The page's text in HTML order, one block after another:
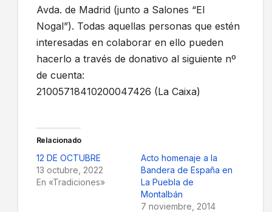
Avda. de Madrid (junto a Salones “El
Nogal”). Todas aquellas personas que estén
interesadas en colaborar en ello pueden
hacerlo a través de donativo al siguiente nº
de cuenta:
21005718410200047426 (La Caixa)
Relacionado
12 DE OCTUBRE
13 octubre, 2022
En «Tradiciones»
Acto homenaje a la
Bandera de España en
La Puebla de
Montalbán
7 noviembre, 2014